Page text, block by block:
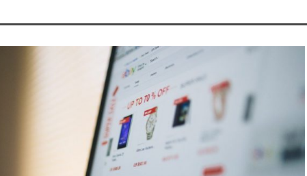
zasięg i zawieszenie w praktyce